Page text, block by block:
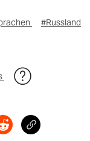
#Russland